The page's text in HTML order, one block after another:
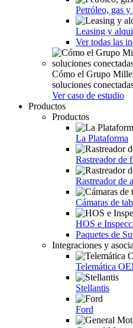
Petróleo, gas y
Leasing y
Ver todas las
Cómo el Grupo
soluciones
Ver caso de estudio
Productos
Productos
La Plataforma
Rastreador de
Rastreador de
Cámaras de
HOS e
Paquetes de
Integraciones y
Telemática
Stellantis
Ford